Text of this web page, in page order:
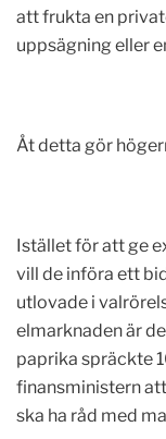
att frukta en
uppsägning eller
Åt detta gör
Istället för att ge
vill de införa ett
utlovade i
elmarknaden är
paprika spräckte
finansministern
ska ha råd med